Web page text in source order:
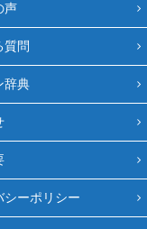
声
質問
辞典
シーポリシー